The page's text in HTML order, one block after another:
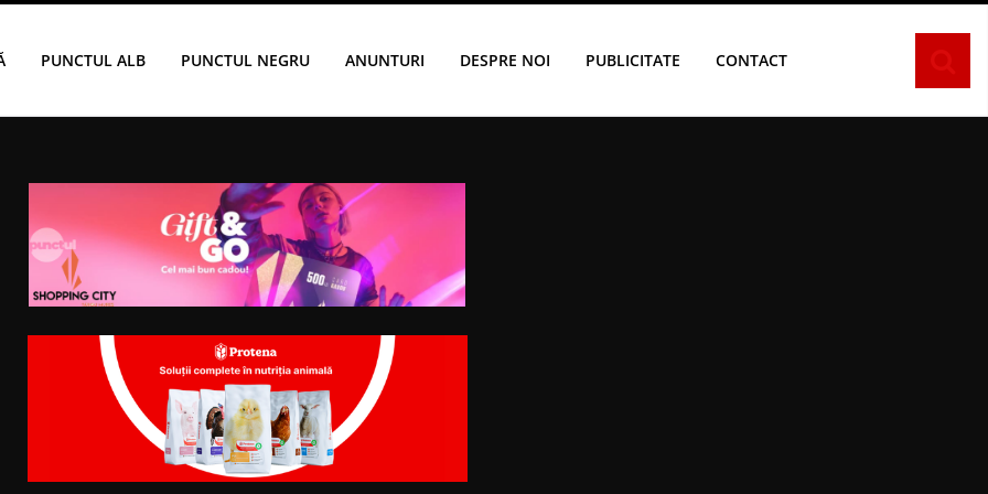
PUNCTUL ALB PUNCTUL NEGRU ANUNTURI DESPRE NOI PUBLICITATE CONTACT